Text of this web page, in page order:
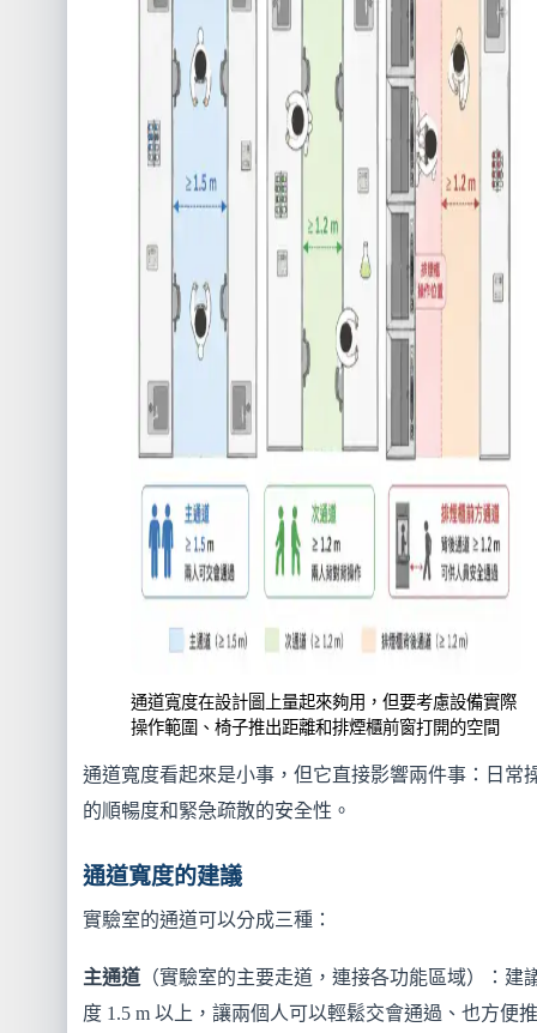
通道寬度在設計圖上量起來夠用，但要考慮設備實際
操作範圍、椅子推出距離和排煙櫃前窗打開的空間
通道寬度看起來是小事，但它直接影響兩件事：日常
的順暢度和緊急疏散的安全性。
通道寬度的建議
實驗室的通道可以分成三種：
主通道（實驗室的主要走道，連接各功能區域）：建
度 1.5 m 以上，讓兩個人可以輕鬆交會通過、也方便